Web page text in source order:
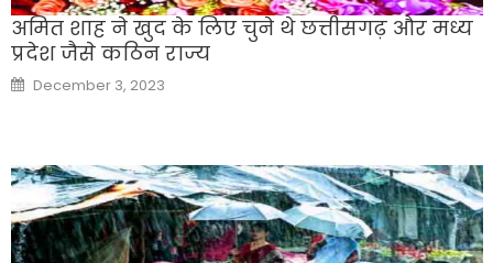
अमित शाह ने खुद के लिए चुने थे छत्तीसगढ़ और मध्य
प्रदेश जैसे कठिन राज्य
Posted
on
December 3, 2023